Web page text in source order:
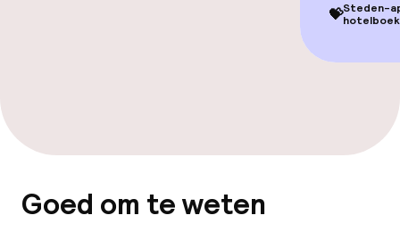
Beleid
Overal rookvrij
💝Steden-
Goed om te weten